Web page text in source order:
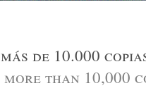
más de 10.000
more than 10,000